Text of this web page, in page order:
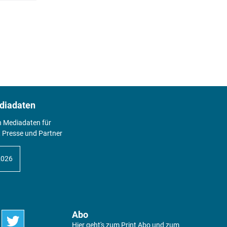
Mediadaten für
Presse und Partner
Abo
Hier geht's zum Print Abo und zum